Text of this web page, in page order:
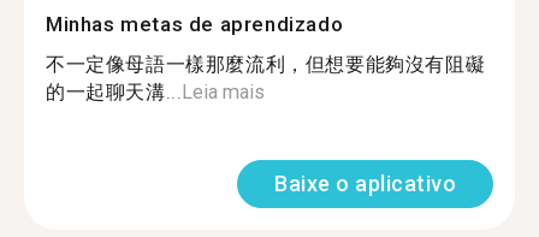
Minhas metas de aprendizado
不一定像母語一樣那麼流利，但想要能夠沒有阻礙
的一起聊天溝... Leia mais
Baixe o aplicativo